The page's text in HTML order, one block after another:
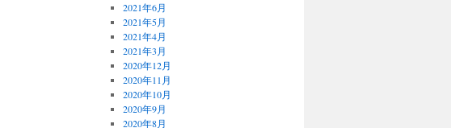
2021年6月
2021年5月
2021年4月
2021年3月
2020年12月
2020年11月
2020年10月
2020年9月
2020年8月